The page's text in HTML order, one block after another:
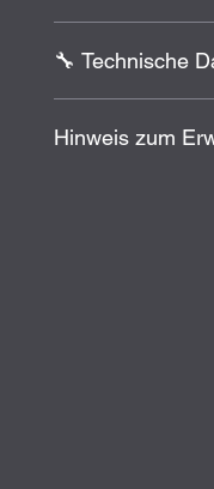
Semi-Weight-
🔧 Technische
Lauflänge: 450
Hinweis zum